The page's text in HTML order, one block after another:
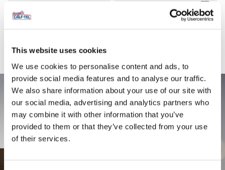
This website uses cookies
We use cookies to personalise content and ads, to
provide social media features and to analyse our traffic.
We also share information about your use of our site with
our social media, advertising and analytics partners who
may combine it with other information that you’ve
provided to them or that they’ve collected from your use
of their services.